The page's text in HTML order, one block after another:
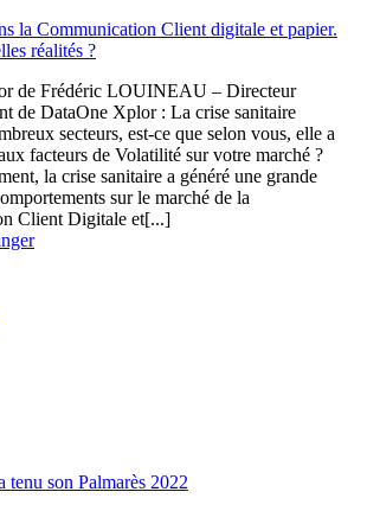
la Communication Client digitale et papier.
réalités ?
de Frédéric LOUINEAU – Directeur
de DataOne Xplor : La crise sanitaire
secteurs, est-ce que selon vous, elle a
facteurs de Volatilité sur votre marché ?
la crise sanitaire a généré une grande
sur le marché de la
Client Digitale et[...]
tenu son Palmarès 2022